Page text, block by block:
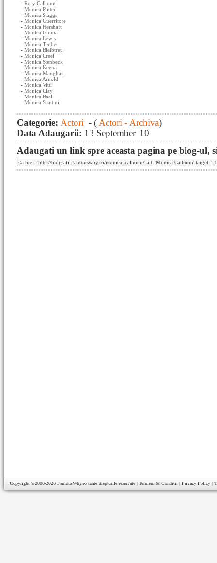
- Rory Calhoun
- Monica Potter
- Monica Staggs
- Monica Guerritore
- Monica Hershaft
- Monica Ghiuta
- Monica Lewis
- Monica Teuber
- Monica Bleibtreu
- Monica Creel
- Monica Stenbeck
- Monica Keena
- Monica Maughan
- Monica Arnold
- Monica Vitti
- Monica Clay
- Monica Baal
- Monica Scattini
Categorie: Actori - ( Actori - Archiva)
Data Adaugarii: 13 September '10
Adaugati un link spre aceasta pagina pe blog-ul,
Copyright ©2006-2026 FamousWhy.ro toate drepturile rezervate | Termeni & Conditii | Privacy Policy |